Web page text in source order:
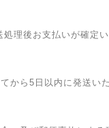
処理後お支払いが確定い
から5日以内に発送い